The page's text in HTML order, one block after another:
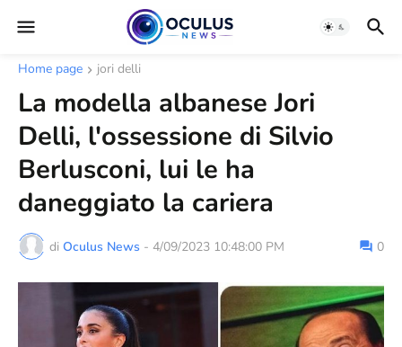
Home page jori delli
La modella albanese Jori
Delli, l'ossessione di Silvio
Berlusconi, lui le ha
daneggiato la cariera
di Oculus News - 4/09/2023 10:48:00 PM 0